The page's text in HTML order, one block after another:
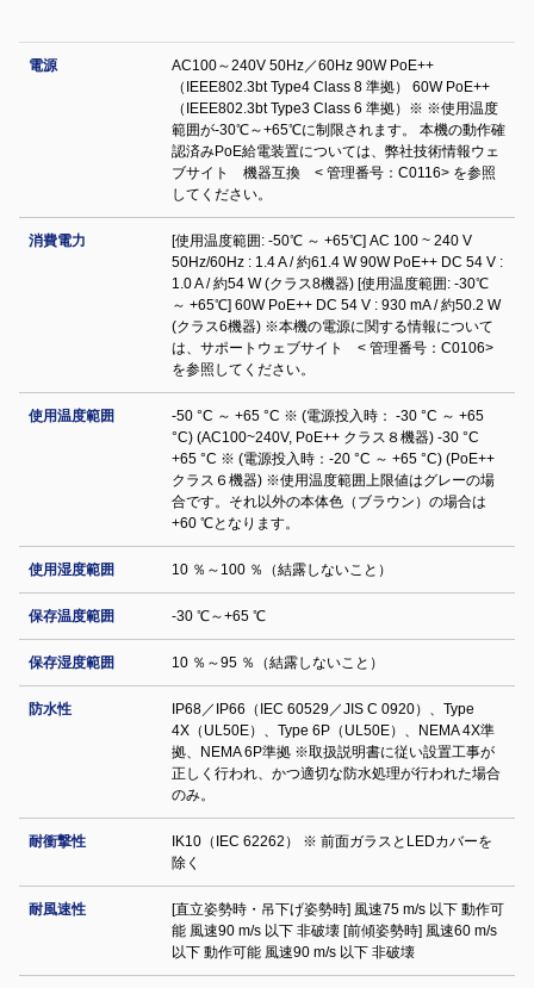
電源
AC100～240V 50Hz／60Hz 90W PoE++
（IEEE802.3bt Type4 Class 8 準拠） 60W PoE++
（IEEE802.3bt Type3 Class 6 準拠）※ ※使用温度
範囲が-30℃～+65℃に制限されます。 本機の動作確
認済みPoE給電装置については、弊社技術情報ウェ
ブサイト 機器互換 < 管理番号：C0116> を参照
してください。
消費電力
[使用温度範囲: -50℃ ～ +65℃] AC 100 ~ 240 V
50Hz/60Hz : 1.4 A / 約61.4 W 90W PoE++ DC 54 V :
1.0 A / 約54 W (クラス8機器) [使用温度範囲: -30℃
～ +65℃] 60W PoE++ DC 54 V : 930 mA / 約50.2 W
(クラス6機器) ※本機の電源に関する情報について
は、サポートウェブサイト < 管理番号：C0106>
を参照してください。
使用温度範囲
-50 °C ～ +65 °C ※ (電源投入時： -30 °C ～ +65
°C) (AC100~240V, PoE++ クラス８機器) -30 °C
+65 °C ※ (電源投入時：-20 °C ～ +65 °C) (PoE++
クラス６機器) ※使用温度範囲上限値はグレーの場
合です。それ以外の本体色（ブラウン）の場合は
+60 ℃となります。
使用湿度範囲 10 ％～100 ％（結露しないこと）
保存温度範囲 -30 ℃～+65 ℃
保存湿度範囲 10 ％～95 ％（結露しないこと）
防水性
IP68／IP66（IEC 60529／JIS C 0920）、Type
4X（UL50E）、Type 6P（UL50E）、NEMA 4X準
拠、NEMA 6P準拠 ※取扱説明書に従い設置工事が
正しく行われ、かつ適切な防水処理が行われた場合
のみ。
耐衝撃性
IK10（IEC 62262） ※ 前面ガラスとLEDカバーを
除く
耐風速性
[直立姿勢時・吊下げ姿勢時] 風速75 m/s 以下 動作可
能 風速90 m/s 以下 非破壊 [前傾姿勢時] 風速60 m/s
以下 動作可能 風速90 m/s 以下 非破壊